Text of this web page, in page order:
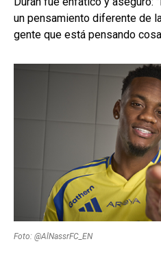
un pensamiento diferente de
gente que está pensando
Foto: @AlNassrFC_EN